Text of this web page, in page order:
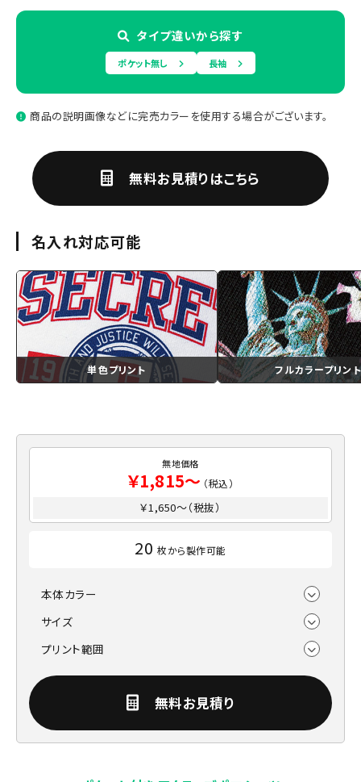
タイプ違いから探す
ポケット無し 長袖
商品の説明画像などに完売カラーを使用する場合がございます。
無料お見積りはこちら
名入れ対応可能
単色プリント フルカラープリント
無地価格
￥1,815～ （税込）
￥1,650～（税抜）
20 枚から製作可能
本体カラー
サイズ
プリント範囲
無料お見積り